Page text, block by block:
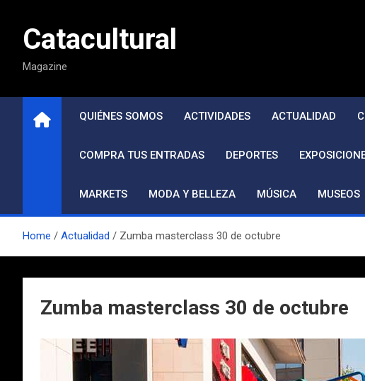
contenidoCatacultural
Magazine
QUIÉNES SOMOS ACTIVIDADES ACTUALIDAD
COMPRA TUS ENTRADAS DEPORTES
MARKETS MODA Y BELLEZA MÚSICA MUSEOS
Home Actualidad Zumba masterclass 30 de octubre
Zumba masterclass 30 de octubre